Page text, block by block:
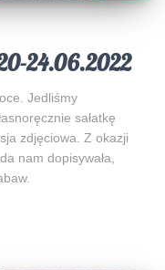
24.06.2022
Jedliśmy
sałatkę
zdjęciowa. Z okazji
nam dopisywała,